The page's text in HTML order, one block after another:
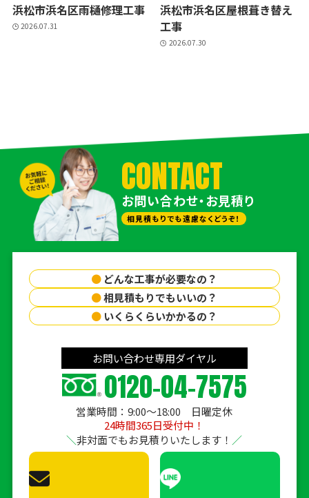
浜松市浜名区雨樋修理工事
2026.07.31
浜松市浜名区屋根葺き替え
工事
2026.07.30
CONTACT
お問い合わせ・お見積り
相見積もりでも遠慮なくどうぞ！
● どんな工事が必要なの？
●相見積もりでもいいの？
● いくらくらいかかるの？
お問い合わせ専用ダイヤル
0120-04-7575
営業時間：9:00〜18:00 日曜定休
24時間365日受付中！
非対面でもお見積りいたします！